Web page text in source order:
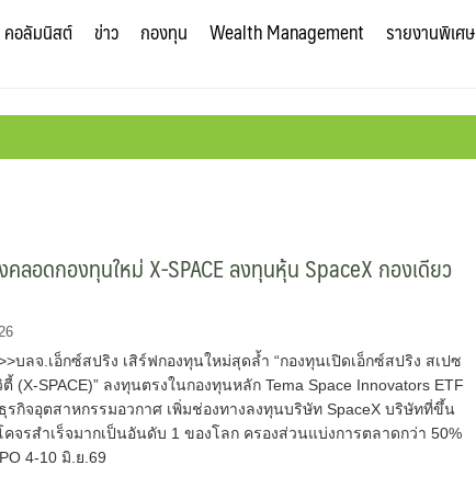
คอลัมนิสต์ ข่าว กองทุน Wealth Management รายงานพิเศษ
ลอดกองทุนใหม่ X-SPACE ลงทุนหุ้น SpaceX กองเดียว
บลจ.เอ็กซ์สปริง เสิร์ฟกองทุนใหม่สุดล้ำ “กองทุนเปิดเอ็กซ์สปริง สเปซ
(X-SPACE)” ลงทุนตรงในกองทุนหลัก Tema Space Innovators ETF
รกิจอุตสาหกรรมอวกาศ เพิ่มช่องทางลงทุนบริษัท SpaceX บริษัทที่ขึ้น
จรสำเร็จมากเป็นอันดับ 1 ของโลก ครองส่วนแบ่งการตลาดกว่า 50%
4-10 มิ.ย.69